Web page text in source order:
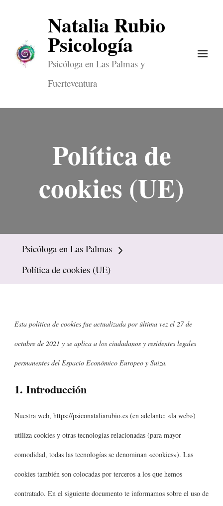
Natalia Rubio
Psicología
Psicóloga en Las Palmas y
Fuerteventura
Política de
cookies (UE)
Psicóloga en Las Palmas
Política de cookies (UE)
Esta política de cookies fue actualizada por última vez el 27 de
octubre de 2021 y se aplica a los ciudadanos y residentes legales
permanentes del Espacio Económico Europeo y Suiza.
1. Introducción
Nuestra web, https://psiconataliarubio.es (en adelante: «la web»)
utiliza cookies y otras tecnologías relacionadas (para mayor
comodidad, todas las tecnologías se denominan «cookies»). Las
cookies también son colocadas por terceros a los que hemos
contratado. En el siguiente documento te informamos sobre el uso de